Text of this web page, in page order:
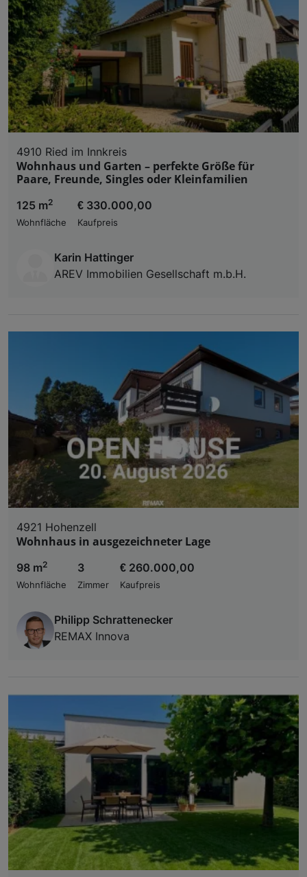
4910 Ried im Innkreis
Wohnhaus und Garten – perfekte Größe für
Paare, Freunde, Singles oder Kleinfamilien
125 m2
Wohnfläche
€ 330.000,00
Kaufpreis
Karin Hattinger
AREV Immobilien Gesellschaft m.b.H.
4921 Hohenzell
Wohnhaus in ausgezeichneter Lage
98 m2
Wohnfläche
3
Zimmer
€ 260.000,00
Kaufpreis
Philipp Schrattenecker
REMAX Innova